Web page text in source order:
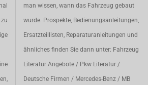
man wissen, wann das Fahrzeug gebaut
wurde. Prospekte, Bedienungsanleitungen,
Ersatzteillisten, Reparaturanleitungen und
ähnliches finden Sie dann unter: Fahrzeug
Literatur Angebote / Pkw Literatur /
Deutsche Firmen / Mercedes-Benz / MB